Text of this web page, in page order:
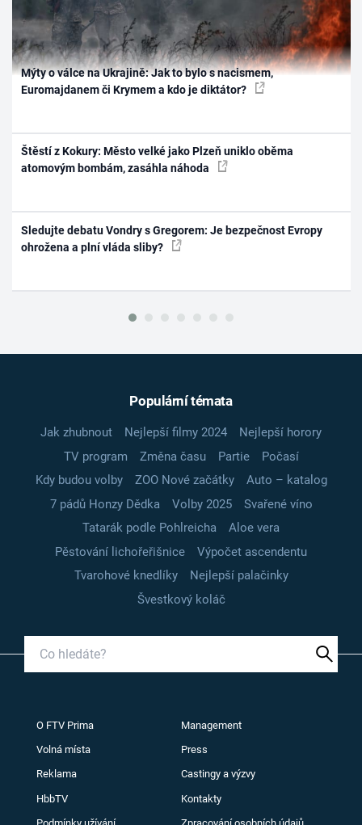
Mýty o válce na Ukrajině: Jak to bylo s nacismem,
Euromajdanem či Krymem a kdo je diktátor?
Štěstí z Kokury: Město velké jako Plzeň uniklo oběma
atomovým bombám, zasáhla náhoda
Sledujte debatu Vondry s Gregorem: Je bezpečnost Evropy
ohrožena a plní vláda sliby?
Populární témata
Jak zhubnout Nejlepší filmy 2024
Nejlepší horory
TV program
Změna času Partie
Počasí
Kdy budou volby
ZOO Nové začátky
Auto – katalog
7 pádů Honzy Dědka
Volby 2025
Svařené víno
Tatarák podle Pohlreicha
Aloe vera
Pěstování lichořeřišnice
Výpočet ascendentu
Tvarohové knedlíky
Nejlepší palačinky
Švestkový koláč
O FTV Prima Management
Volná místa Press
Reklama Castingy a výzvy
HbbTV Kontakty